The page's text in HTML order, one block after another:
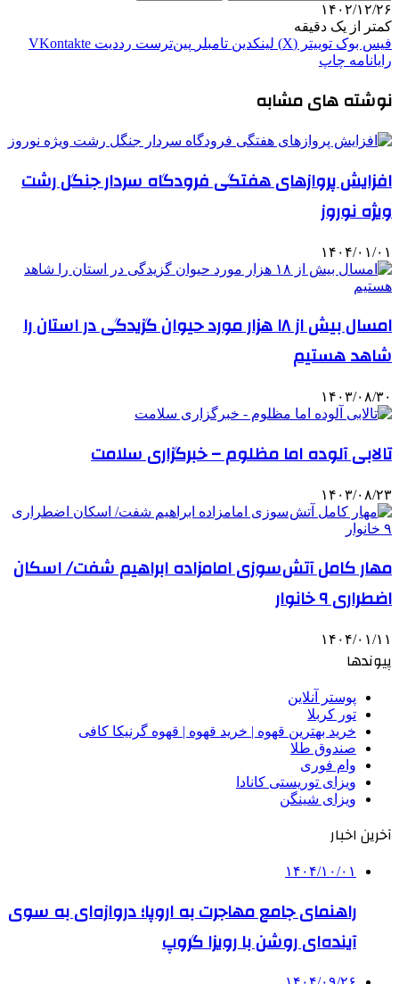
۱۴۰۲/۱۲/۲۶
کمتر از یک دقیقه
فیس بوک توییتر (X) لینکدین ‫تامبلر ‫پین‌ترست ‫رددیت ‫VKontakte
رایانامه چاپ
نوشته های مشابه
افزایش پروازهای هفتگی فرودگاه سردار جنگل رشت
ویژه نوروز
۱۴۰۴/۰۱/۰۱
امسال بیش از ۱۸ هزار مورد حیوان گزیدگی در استان را
شاهد هستیم
۱۴۰۳/۰۸/۳۰
تالابی آلوده اما مظلوم – خبرگزاری سلامت
۱۴۰۳/۰۸/۲۳
مهار کامل آتش سوزی امامزاده ابراهیم شفت/ اسکان
اضطراری ۹ خانوار
۱۴۰۴/۰۱/۱۱
پیوندها
پوستر آنلاین
تور کربلا
خرید بهترین قهوه | خرید قهوه | قهوه گرنیکا کافی
صندوق طلا
وام فوری
ویزای توریستی کانادا
ویزای شینگن
آخرین اخبار
۱۴۰۴/۱۰/۰۱
راهنمای جامع مهاجرت به اروپا؛ دروازه‌ای به سوی
آینده‌ای روشن با رویزا گروپ